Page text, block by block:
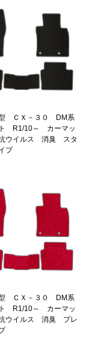
ＣＸ－３０ DM系
R1/10～ カーマッ
ウイルス 消臭 スタ
プ
ＣＸ－３０ DM系
R1/10～ カーマッ
ウイルス 消臭 プレ